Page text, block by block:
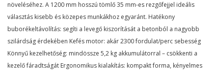
növeléséhez. A 1200 mm hosszú tömlő 35 mm-es rezgőfejjel ideális
választás kisebb és közepes munkákhoz egyaránt. Hatékony
buborékeltávolítás: segíti a levegő kiszorítását a betonból a nagyobb
szilárdság érdekében Kefés motor: akár 2300 fordulat/perc sebesség
Könnyű kezelhetőség: mindössze 5,2 kg akkumulátorral – csökkenti a
kezelő fáradtságát Ergonomikus kialakítás: kompakt forma, kényelmes